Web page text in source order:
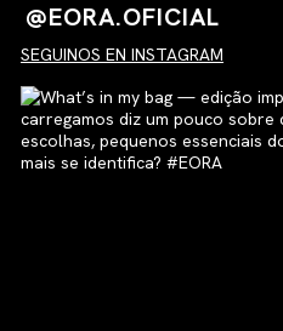
@EORA.OFICIAL
SEGUINOS EN INSTAGRAM